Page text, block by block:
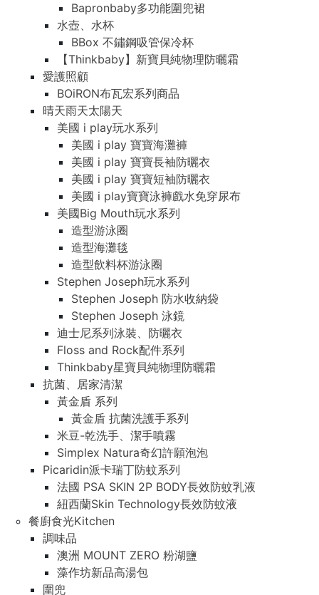
Bapronbaby多功能圍兜裙
水壺、水杯
BBox 不鏽鋼吸管保冷杯
【Thinkbaby】新寶貝純物理防曬霜
愛護照顧
BOiRON布瓦宏系列商品
晴天雨天太陽天
美國 i play玩水系列
美國 i play 寶寶海灘褲
美國 i play 寶寶長袖防曬衣
美國 i play 寶寶短袖防曬衣
美國 i play寶寶泳褲戲水免穿尿布
美國Big Mouth玩水系列
造型游泳圈
造型海灘毯
造型飲料杯游泳圈
Stephen Joseph玩水系列
Stephen Joseph 防水收納袋
Stephen Joseph 泳鏡
迪士尼系列泳裝、防曬衣
Floss and Rock配件系列
Thinkbaby星寶貝純物理防曬霜
抗菌、居家清潔
黃金盾 系列
黃金盾 抗菌洗護手系列
米豆-乾洗手、潔手噴霧
Simplex Natura奇幻許願泡泡
Picaridin派卡瑞丁防蚊系列
法國 PSA SKIN 2P BODY長效防蚊乳液
紐西蘭Skin Technology長效防蚊液
餐廚食光Kitchen
調味品
澳洲 MOUNT ZERO 粉湖鹽
藻作坊新品高湯包
圍兜